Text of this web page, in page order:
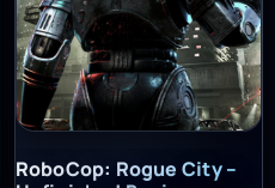
– Tides of Torment (PC) –
RoboCop: Rogue City –
RoboCop: Rogue City –